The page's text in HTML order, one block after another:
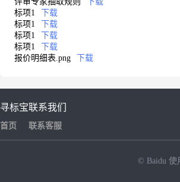
标项1
下载
标项1
下载
标项1
下载
标项1
下载
报价明细表.png
下载
寻标宝
首页
联系我们
联系客服
© Baidu 使